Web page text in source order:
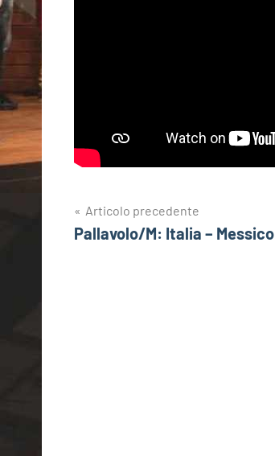
Navigazione
articoli
Articolo precedente
Pallavolo/M: Italia – Messico